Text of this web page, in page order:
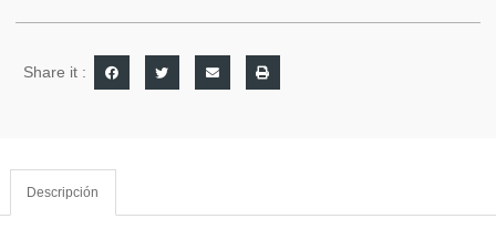
Share it :
Descripción